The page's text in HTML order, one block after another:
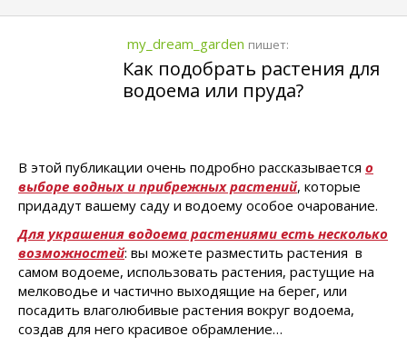
my_dream_garden пишет:
Как подобрать растения для
водоема или пруда?
В этой публикации очень подробно рассказывается о
выборе водных и прибрежных растений, которые
придадут вашему саду и водоему особое очарование.
Для украшения водоема растениями есть несколько
возможностей: вы можете разместить растения в
самом водоеме, использовать растения, растущие на
мелководье и частично выходящие на берег, или
посадить влаголюбивые растения вокруг водоема,
создав для него красивое обрамление…